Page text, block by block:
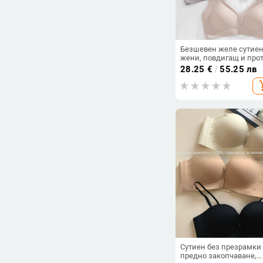
Безшевен желе
жени, повдигащ и
провисване, чашки с
тънко формоване,
фиксирани двойни
презрамки, без
28.25 € /55.25 лв
Сутиен без презрамки
предно закопчаване,